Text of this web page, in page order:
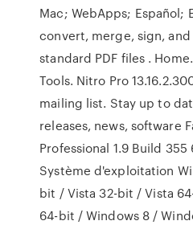
Mac; WebApps; Español;
convert, merge, sign,
standard PDF files .
Tools. Nitro Pro
mailing list. Stay up to
releases, news, software
Professional 1.9 Build 355
Système d'exploitation
bit / Vista 32-bit / Vista
64-bit / Windows 8 /